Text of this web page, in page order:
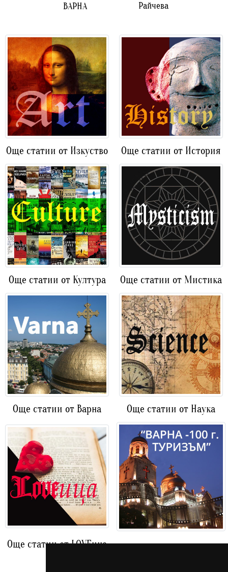
ВАРНА
Райчева
Още статии от Изкуство Още статии от История
Още статии от Култура Още статии от Мистика
Още статии от Варна Още статии от Наука
Още статии от LOVEица